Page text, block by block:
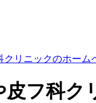
皮フ科ク